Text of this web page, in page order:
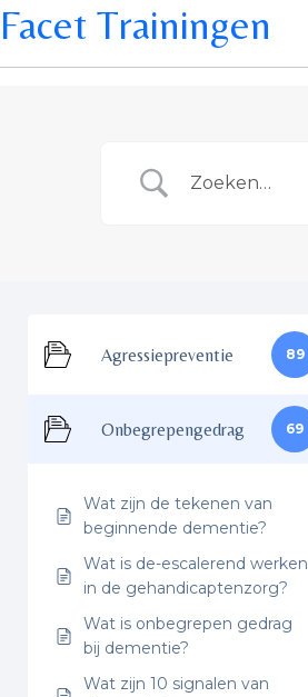
Facet Trainingen
Agressiepreventie 89
Onbegrepengedrag 69
Wat zijn de tekenen van
beginnende dementie?
Wat is de-escalerend werken
in de gehandicaptenzorg?
Wat is onbegrepen gedrag
bij dementie?
Wat zijn 10 signalen van